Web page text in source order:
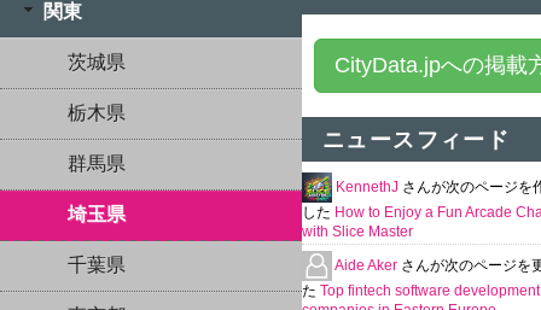
関東
茨城県
栃木県
群馬県
埼玉県
千葉県
CityData.jpへの掲載
ニュースフィード
KennethJ さんが次のページを
した How to Enjoy a Fun Arcade
with Slice Master
Aide Aker さんが次のページを
た Top fintech software development